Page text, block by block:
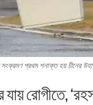
সংক্রমণ প্রথম শনাক্ত হয় চীনের
যায় রোগীতে,